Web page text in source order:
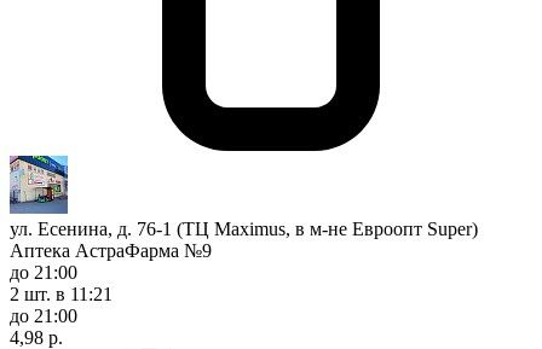
ул. Есенина, д. 76-1 (ТЦ Maximus, в м-не Евроопт Super)
Аптека АстраФарма №9
до 21:00
2 шт. в 11:21
до 21:00
4,98 р.